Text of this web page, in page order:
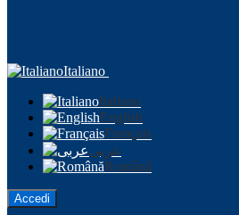
Italiano
Italiano
English
Français
عربى
Română
Accedi